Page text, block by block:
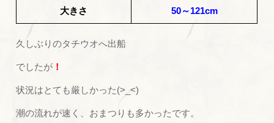
大きさ 50～121cm
久しぶりのタチウオへ出船
でしたが ！
状況はとても厳しかった(>_<)
潮の流れが速く、おまつりも多かったです。